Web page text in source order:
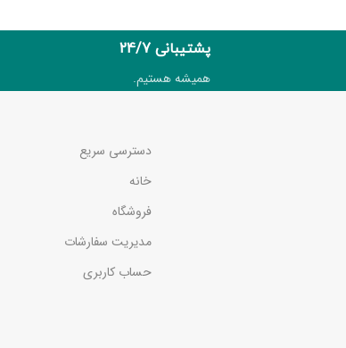
پشتیبانی 24/7
همیشه هستیم.
دسترسی سریع
خانه
فروشگاه
مدیریت سفارشات
حساب کاربری